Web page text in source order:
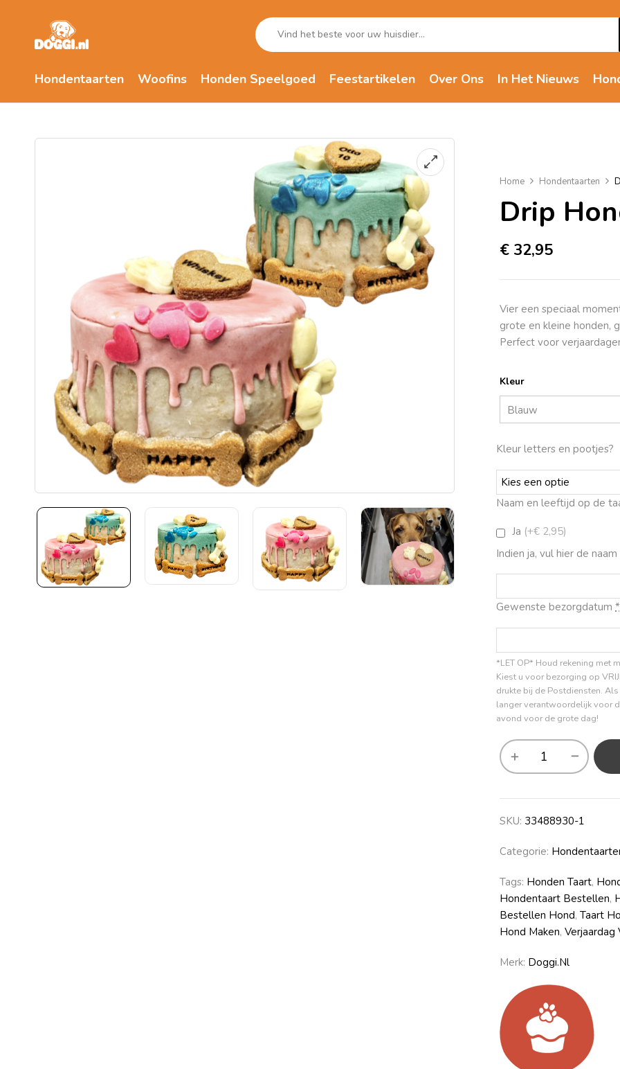
Hondentaarten Woofins Honden Speelgoed Feestartikelen Over Ons In Het Nieuws
Home Hondentaarten
Drip
€ 32,95
Vier een speciaal
grote en kleine honden,
Perfect voor
Kleur
Kleur letters en pootjes?
Naam en leeftijd op de
Ja (+€ 2,95)
Indien ja, vul hier de
Gewenste bezorgdatum *
*LET OP* Houd rekening met
Kiest u voor bezorging op
drukte bij de Postdiensten.
langer verantwoordelijk voor
avond voor de grote dag!
SKU: 33488930-1
Categorie:
Tags: Honden Taart,
Hondentaart Bestellen,
Bestellen Hond, Taart
Hond Maken, Verjaardag
Merk: Doggi.nl